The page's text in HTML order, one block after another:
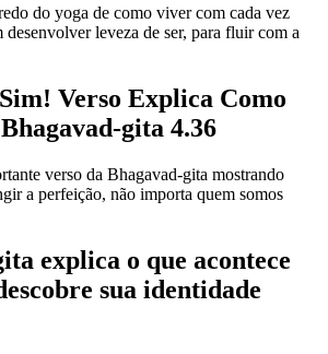
do yoga de como viver com cada vez
desenvolver leveza de ser, para fluir com a
Verso Explica Como
gita 4.36
verso da Bhagavad-gita mostrando
a perfeição, não importa quem somos
explica o que acontece
sua identidade